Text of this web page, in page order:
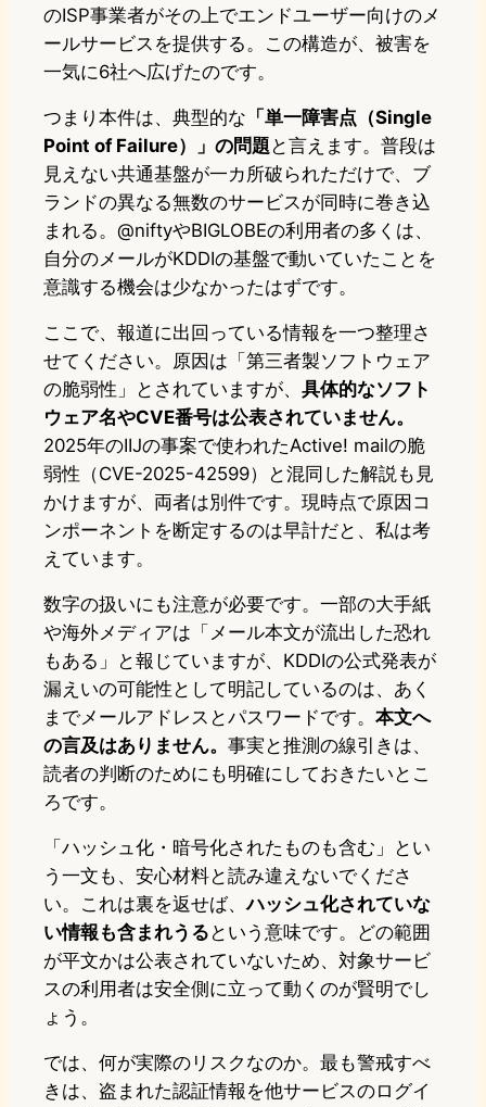
のISP事業者がその上でエンドユーザー向けのメ
ールサービスを提供する。この構造が、被害を
一気に6社へ広げたのです。
つまり本件は、典型的な 「単一障害点（Single
Point of Failure）」の問題 と言えます。普段は
見えない共通基盤が一カ所破られただけで、ブ
ランドの異なる無数のサービスが同時に巻き込
まれる。@niftyやBIGLOBEの利用者の多くは、
自分のメールがKDDIの基盤で動いていたことを
意識する機会は少なかったはずです。
ここで、報道に出回っている情報を一つ整理さ
せてください。原因は「第三者製ソフトウェア
の脆弱性」とされていますが、 具体的なソフト
ウェア名やCVE番号は公表されていません。
2025年のIIJの事案で使われたActive! mailの脆
弱性（CVE-2025-42599）と混同した解説も見
かけますが、両者は別件です。現時点で原因コ
ンポーネントを断定するのは早計だと、私は考
えています。
数字の扱いにも注意が必要です。一部の大手紙
や海外メディアは「メール本文が流出した恐れ
もある」と報じていますが、KDDIの公式発表が
漏えいの可能性として明記しているのは、あく
までメールアドレスとパスワードです。 本文へ
の言及はありません。 事実と推測の線引きは、
読者の判断のためにも明確にしておきたいとこ
ろです。
「ハッシュ化・暗号化されたものも含む」とい
う一文も、安心材料と読み違えないでくださ
い。これは裏を返せば、ハッシュ化されていな
い情報も含まれうる という意味です。どの範囲
が平文かは公表されていないため、対象サービ
スの利用者は安全側に立って動くのが賢明でし
ょう。
では、何が実際のリスクなのか。最も警戒すべ
きは、盗まれた認証情報を他サービスのログイ